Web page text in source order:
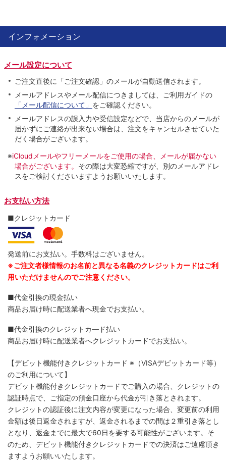
インフォメーション
メール設定について
ご注文直後に「ご注文確認」のメールが自動送信されます。
メールアドレスやメール配信につきましては、ご利用ガイドの
「メール配信について」 をご確認ください。
メールアドレスの誤入力や受信設定などで、当店からのメールが
届かずにご連絡が出来ない場合は、注文をキャンセルさせていた
だく場合がございます。
※iCloudメールやフリーメールをご使用の場合、メールが届かない
場合がございます。 その際は大変恐縮ですが、別のメールアドレ
スをご検討くださいますようお願いいたします。
お支払い方法
■クレジットカード
発送前にお支払い。手数料はございません。
※ご注文者様情報のお名前と異なる名義のクレジットカードはご利
用いただけませんのでご注意ください。
■代金引換の現金払い
商品お届け時に配送業者へ現金でお支払い。
■代金引換のクレジットカ―ド払い
商品お届け時に配送業者へクレジットカードでお支払い。
【デビット機能付きクレジットカード ※（VISAデビットカード等）
のご利用について】
デビット機能付きクレジットカードでご購入の場合、クレジットの
認証時点で、ご指定の預金口座から代金が引き落とされます。
クレジットの認証後に注文内容が変更になった場合、変更前の利用
金額は後日返金されますが、返金されるまでの間は２重引き落とし
となり、返金までに最大で60日を要する可能性がございます。そ
のため、デビット機能付きクレジットカードでの決済はご遠慮頂き
ますようお願いいたします。